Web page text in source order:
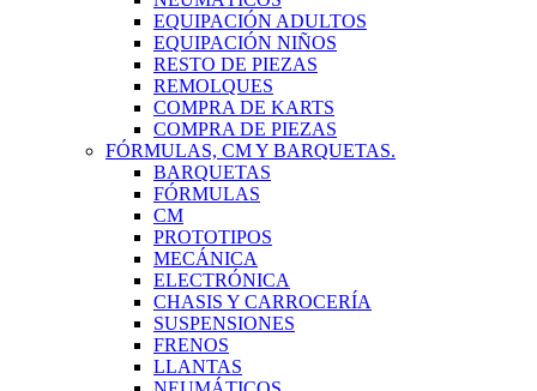
EQUIPACIÓN ADULTOS
EQUIPACIÓN NIÑOS
RESTO DE PIEZAS
REMOLQUES
COMPRA DE KARTS
COMPRA DE PIEZAS
FÓRMULAS, CM Y BARQUETAS.
BARQUETAS
FÓRMULAS
CM
PROTOTIPOS
MECÁNICA
ELECTRÓNICA
CHASIS Y CARROCERÍA
SUSPENSIONES
FRENOS
LLANTAS